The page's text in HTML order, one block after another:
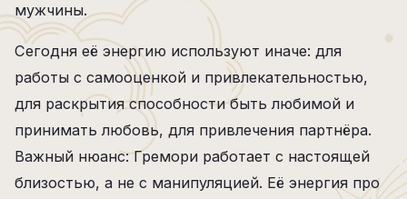
мужчины.
Сегодня её энергию используют иначе: для
работы с самооценкой и привлекательностью,
для раскрытия способности быть любимой и
принимать любовь, для привлечения партнёра.
Важный нюанс: Гремори работает с настоящей
близостью, а не с манипуляцией. Её энергия про